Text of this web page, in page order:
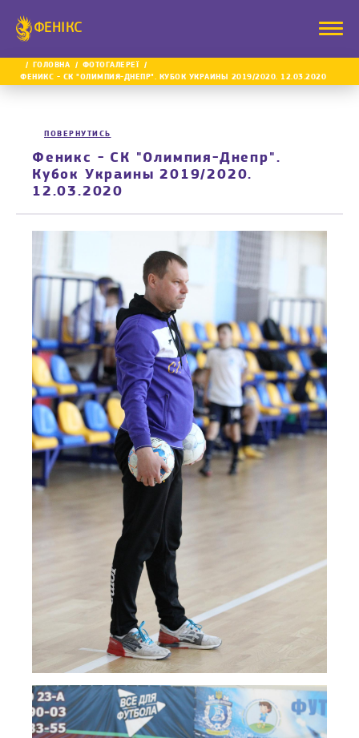
ФЕНІКС
ГОЛОВНА
ФОТОГАЛЕРЕЇ
ФЕНИКС - СК "ОЛИМПИЯ-ДНЕПР". КУБОК УКРАИНЫ 2019/2020. 12.03.2020
ПОВЕРНУТИСЬ
Феникс - СК "Олимпия-Днепр".
Кубок Украины 2019/2020.
12.03.2020